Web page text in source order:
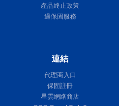
產品終止政策
過保固服務
連結
代理商入口
保固註冊
星雲網路商店